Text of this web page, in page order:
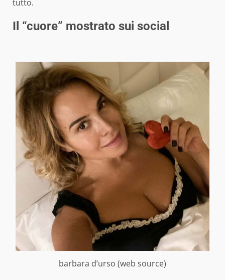
tutto.
Il “cuore” mostrato sui social
barbara d’urso (web source)